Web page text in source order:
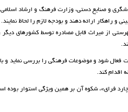
و صنایع دستی، وزارت فرهنگ و ارشاد اسلامی،
و راهکار ارائه دهند و بودجه لازم را لحاظ
از میراث قابل مصادره توسط کشورهای
شود و موضوعات فرهنگی را بررسی نماید و با
اقدام کند.